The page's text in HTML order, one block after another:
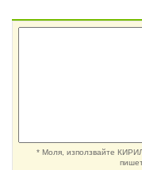
* Моля, използвайте